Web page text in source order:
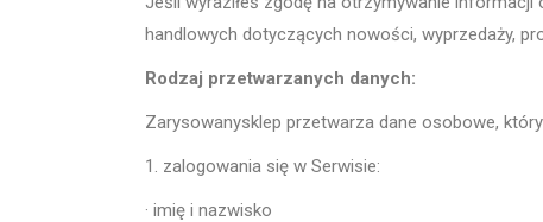
handlowych dotyczących nowości, wyprzedaży,
Rodzaj przetwarzanych danych:
Zarysowanysklep przetwarza dane osobowe,
1. zalogowania się w Serwisie:
· imię i nazwisko